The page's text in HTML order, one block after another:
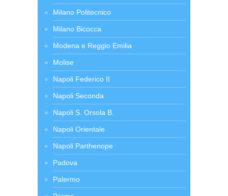
Milano Politecnico
Milano Bicocca
Modena e Reggio Emilia
Molise
Napoli Federico II
Napoli Seconda
Napoli S. Orsola B.
Napoli Orientale
Napoli Parthenope
Padova
Palermo